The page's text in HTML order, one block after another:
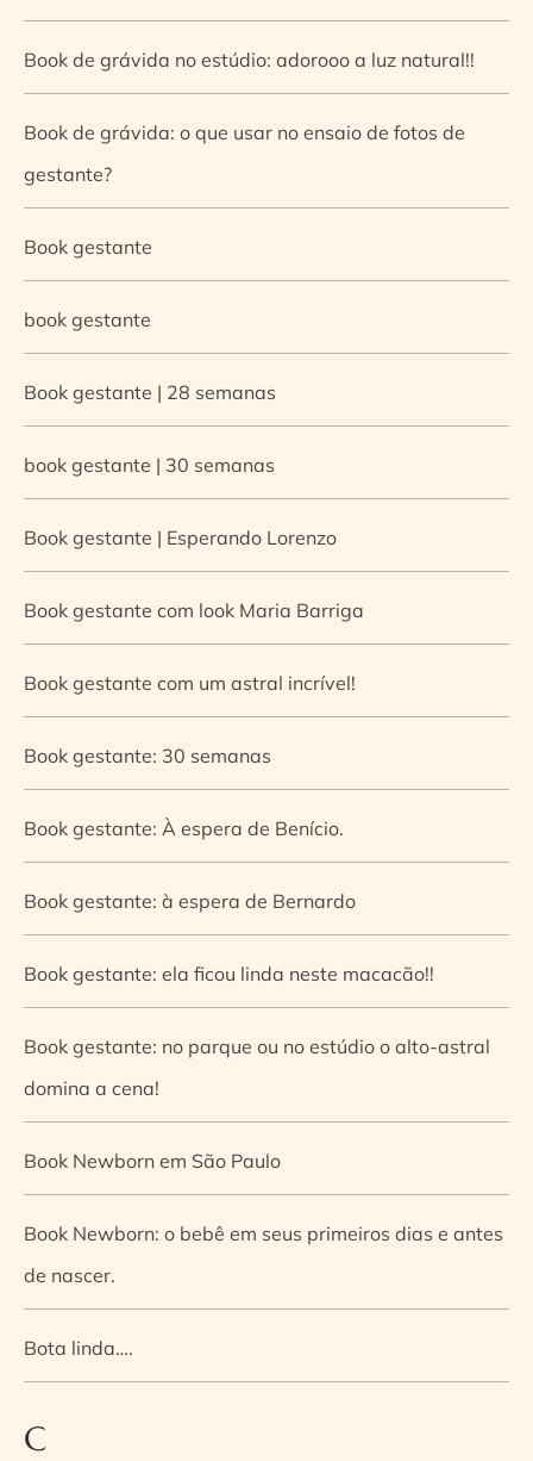
Book de grávida no estúdio: adorooo a luz natural!!
Book de grávida: o que usar no ensaio de fotos de
gestante?
Book gestante
book gestante
Book gestante | 28 semanas
book gestante | 30 semanas
Book gestante | Esperando Lorenzo
Book gestante com look Maria Barriga
Book gestante com um astral incrível!
Book gestante: 30 semanas
Book gestante: À espera de Benício.
Book gestante: à espera de Bernardo
Book gestante: ela ficou linda neste macacão!!
Book gestante: no parque ou no estúdio o alto-astral
domina a cena!
Book Newborn em São Paulo
Book Newborn: o bebê em seus primeiros dias e antes
de nascer.
Bota linda….
C